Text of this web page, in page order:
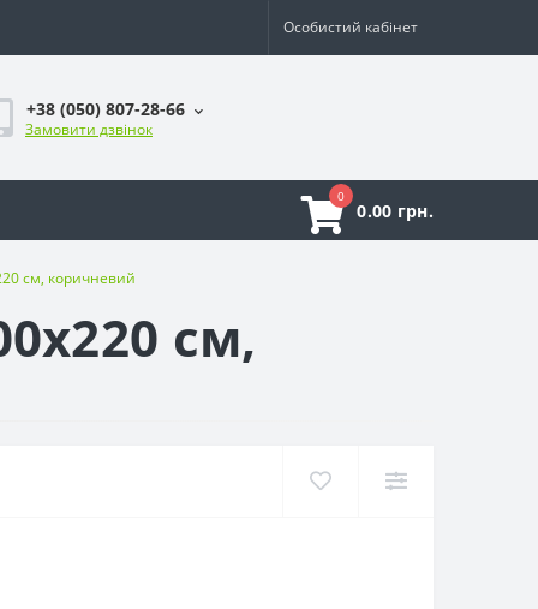
Особистий кабінет
+38 (050) 807-28-66
Замовити дзвінок
0
0.00 грн.
см, коричневий
см,